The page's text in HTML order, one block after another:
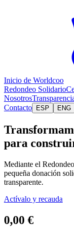
Inicio de Worldcoo
Redondeo Solidario
Nosotros
Contacto
ESP ENG
para
Mediante el
pequeña donación
transparente.
Actívalo y recauda
0,00 €